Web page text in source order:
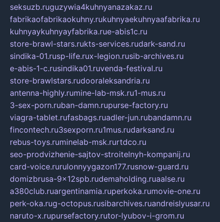
seksuzb.ruguzywia4kuhnyanazakaz.ru
fabrikaofabrikaokuhny.rukuhnyaekuhnyaafabrika.ru
kuhnyaykuhnyayfabrika.rue-abis1c.ru
store-brawl-stars.rukts-services.rudark-sand.ru
sindika-01.rusp-life.rux-legion.rusib-archives.ru
e-abis-1-c.rusindika01.ruvenda-festival.ru
store-brawlstars.rudooraleksandria.ru
antenna-highly.rumine-lab-msk.ru1-mus.ru
3-sex-porn.ruban-damn.rupurse-factory.ru
viagra-tablet.rufasbags.ruadler-jun.rubandamn.ru
fincontech.ru3sexporn.ru1mus.rudarksand.ru
rebus-toys.ruminelab-msk.rurtdco.ru
seo-prodvizhenie-sajtov-stroitelnyh-kompanij.ru
card-voice.rurulonnyygazon177.rusnow-guard.ru
domizbrusa-9x12spb.rudemaholding.ruaalse.ru
a380club.ruargentinamia.ruperkoka.rumovie-one.ru
perk-oka.rug-octopus.rusibarchives.ruandreislyusar.ru
naruto-x.rupursefactory.rutor-lyubov-i-grom.ru